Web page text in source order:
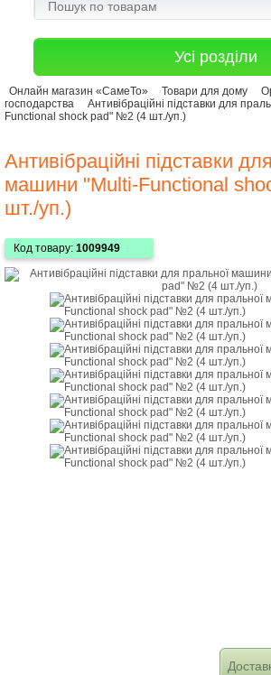
Усі розділи
Онлайн магазин «СамеТо» Товари для дому
господарства
Антивібраційні підставки для
Functional shock pad" №2 (4 шт./уп.)
Антивібраційні підставки
машини "Multi-Functional
шт./уп.)
Код товару: 1009949